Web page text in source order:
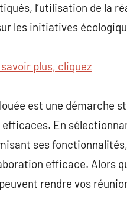
l’utilisation de la
les initiatives
plus, cliquez
est une démarche
En
ses
efficace. Alors
rendre vos